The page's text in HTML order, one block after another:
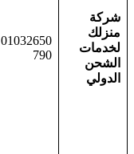
شركة
منزلك
لخدمات
الشحن
الدولي
01032650
790